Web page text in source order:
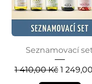
Seznamovací
Běžná cena
1 410,00 Kč 1